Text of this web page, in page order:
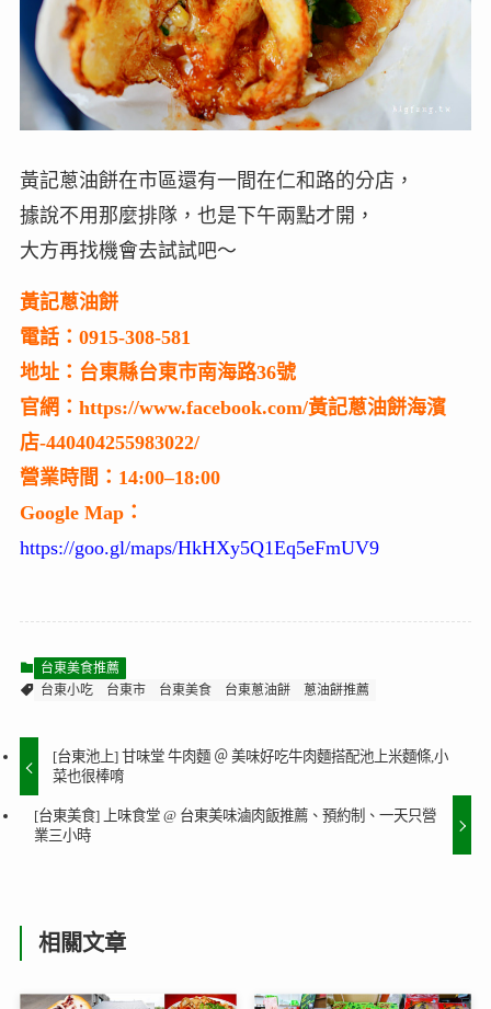
黃記蔥油餅在市區還有一間在仁和路的分店，
據說不用那麼排隊，也是下午兩點才開，
大方再找機會去試試吧～
黃記蔥油餅
電話：0915-308-581
地址：台東縣台東市南海路36號
官網：https://www.facebook.com/黃記蔥油餅海濱
店-440404255983022/
營業時間：14:00–18:00
Google Map：
https://goo.gl/maps/HkHXy5Q1Eq5eFmUV9
台東美食推薦
台東小吃
台東市 台東美食 台東蔥油餅 蔥油餅推薦
[台東池上] 甘味堂 牛肉麵 ＠ 美味好吃牛肉麵搭配池上米麵條,小
菜也很棒唷
[台東美食] 上味食堂 @ 台東美味滷肉飯推薦、預約制、一天只營
業三小時
相關文章